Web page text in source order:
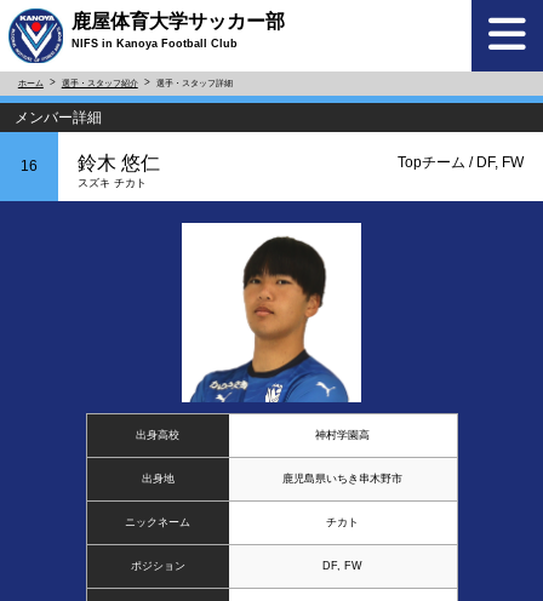
鹿屋体育大学サッカー部
NIFS in Kanoya Football Club
ホーム 選手・スタッフ紹介 選手・スタッフ詳細
メンバー詳細
16 鈴木 悠仁
スズキ チカト
Topチーム / DF, FW
出身高校 神村学園高
出身地 鹿児島県いちき串木野市
ニックネーム チカト
ポジション DF, FW